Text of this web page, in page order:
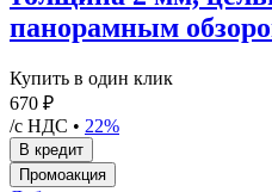
панорамным
Купить в один клик
670 ₽
/с НДС • 22%